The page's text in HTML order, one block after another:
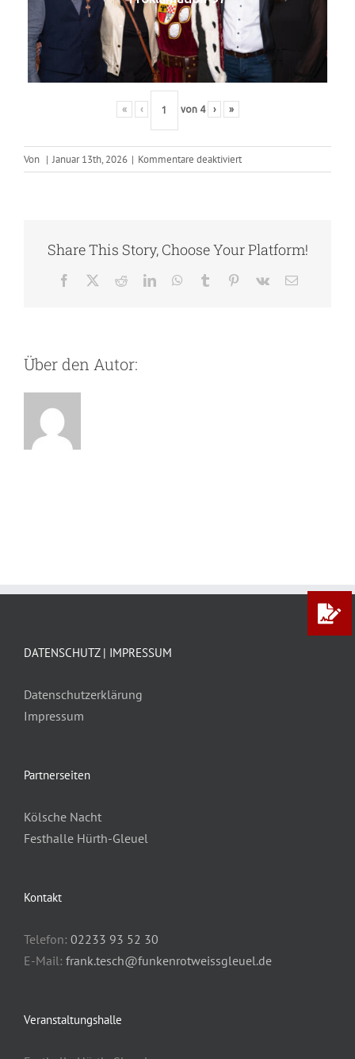
« ‹ von 4 › »
Von | Januar 13th, 2026 | Kommentare deaktiviertfür
2025-
Share This Story, Choose Your Platform!
Facebook RedditLinkedInWhatsApp
Tumblr Pinterest
Vk
E-
Über den Autor:
DATENSCHUTZ | IMPRESSUM
Datenschutzerklärung
Impressum
Partnerseiten
Kölsche Nacht
Festhalle Hürth-Gleuel
Kontakt
Telefon: 02233 93 52 30
E-Mail: frank.tesch@funkenrotweissgleuel.de
Veranstaltungshalle